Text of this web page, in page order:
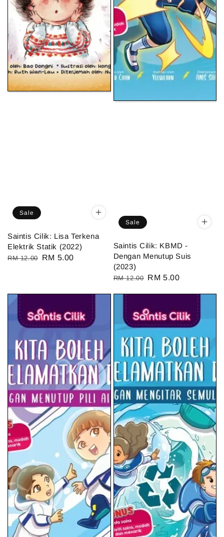
Sale
Saintis Cilik: Lisa Terkena
Elektrik Statik (2022)
Regular
RM 12.00
Sale
RM 5.00
Sale
Saintis Cilik: KBMD -
Dengan Menutup Suis
(2023)
Regular
RM 12.00 Sale
RM 5.00